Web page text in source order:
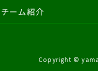
チーム紹介
Copyright ©